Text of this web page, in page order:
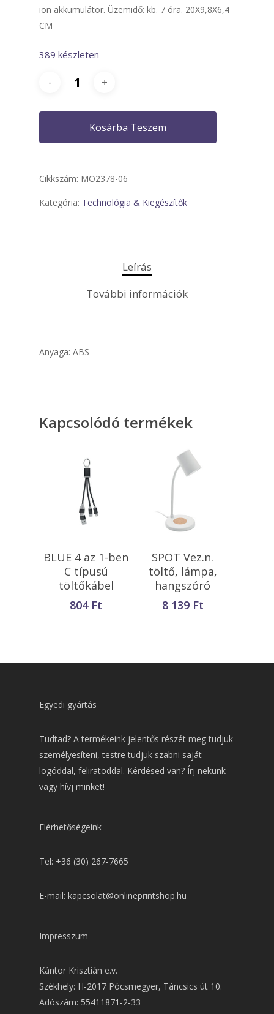
ion akkumulátor. Üzemidő: kb. 7 óra. 20X9,8X6,4
CM
389 készleten
Kosárba Teszem
Cikkszám: MO2378-06
Kategória: Technológia & Kiegészítők
Leírás
További információk
Anyaga: ABS
Kapcsolódó termékek
Opciók Választása
BLUE 4 az 1-ben
C típusú
töltőkábel
804 Ft
Kosárba
Teszem
SPOT Vez.n.
töltő, lámpa,
hangszóró
8 139 Ft
Egyedi gyártás
Tudtad? A termékeink jelentős részét meg tudjuk
személyesíteni, testre tudjuk szabni saját
logóddal, feliratoddal. Kérdésed van? Írj nekünk
vagy hívj minket!
Elérhetőségeink
Tel: +36 (30) 267-7665
E-mail: kapcsolat@onlineprintshop.hu
Impresszum
Kántor Krisztián e.v.
Székhely: H-2017 Pócsmegyer, Táncsics út 10.
Adószám: 55411871-2-33